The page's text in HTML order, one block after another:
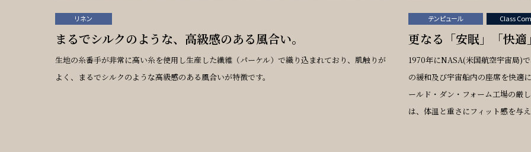
リネン
まるでシルクのような、高級感のある風合い。
生地の糸番手が非常に高い糸を使用し生産した繊維（パーケル）で織り込まれており、肌触りが
よく、まるでシルクのような高級感のある風合いが特徴です。
テンピュール Class
更なる「安眠」「快
1970年にNASA(米国航空宇宙局)
の緩和及び宇宙船内の座席を快適
ールド・ダン・フォーム工場の厳
は、体温と重さにフィット感を与